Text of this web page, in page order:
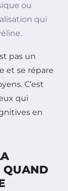
ou
qui
pas un
et se répare
C’est
qui
en
QUAND